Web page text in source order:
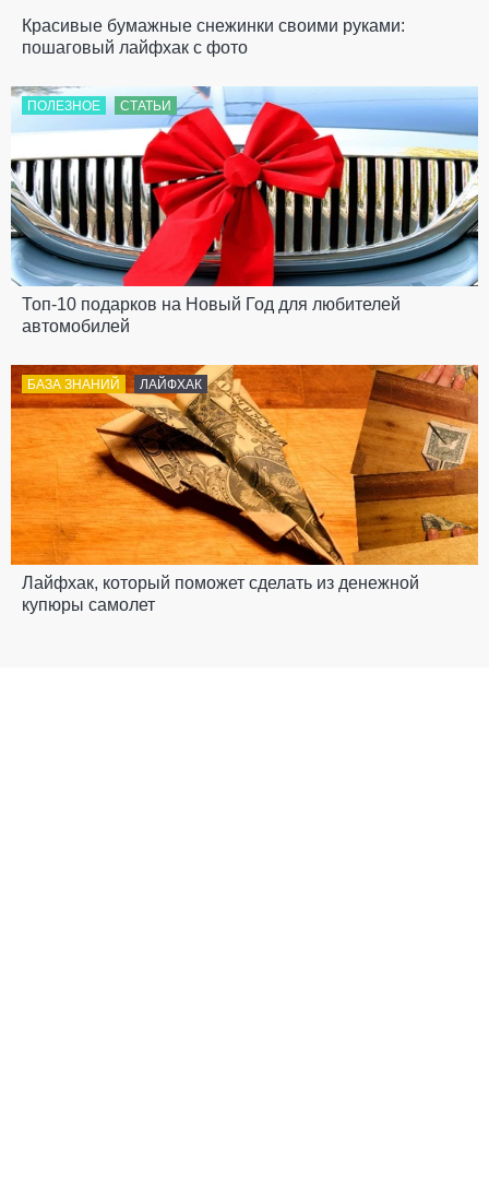
Красивые бумажные снежинки своими руками:
пошаговый лайфхак с фото
ПОЛЕЗНОЕ СТАТЬИ
Топ-10 подарков на Новый Год для любителей
автомобилей
БАЗА ЗНАНИЙ ЛАЙФХАК
Лайфхак, который поможет сделать из денежной
купюры самолет